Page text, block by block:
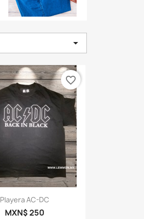

Vista rápida
Playera AC-DC
MXN$ 250
favorite_border